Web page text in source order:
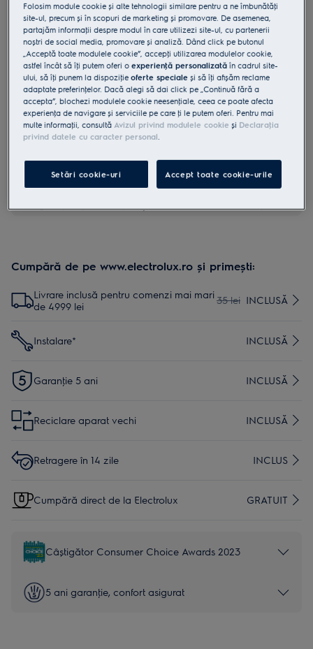
Fișa cu informaţii despre produs
Beneficii
Plita cu inducţie Bridge 600 conectează două zone pentru a forma o
suprafaţă mai mare de gătit.
TripleBridge combină două zone pe trei suprafeţe de pe plită.
Zonele cu dimensionare automata se adapteaza la marimea vasului
folosit.
Instrucţiunile de siguranţă și avertismentele de siguranţă
conform regulamentului UE 2023/988 sunt enumerate în
Cumpără de pe www.electrolux.ro și primești:
Livrare inclusă pentru comenzi mai mari
de 4999 lei
35 lei INCLUSĂ
Instalare* INCLUSĂ
Garanţie 5 ani INCLUSĂ
Reciclare aparat vechi INCLUSĂ
Retragere în 14 zile INCLUS
Cumpără direct de la Electrolux GRATUIT
Câștigător Consumer Choice Awards 2023
5 ani garanţie, confort asigurat
Folosim module cookie și alte tehnologii similare pentru a ne îmbunătăţi
site-ul, precum și în scopuri de marketing și promovare. De asemenea,
partajăm informaţii despre modul în care utilizezi site-ul, cu partenerii
noștri de social media, promovare și analiză. Dând click pe butonul
„Acceptă toate modulele cookie”, accepţi utilizarea modulelor cookie,
astfel încât să îţi putem oferi oexperienţă personalizată în cadrul site-
ului, să îţi punem la dispoziţieoferte speciale și să îţi afișăm reclame
adaptate preferinţelor. Dacă alegi să dai click pe „Continuă fără a
accepta”, blochezi modulele cookie neesenţiale, ceea ce poate afecta
experienţa de navigare și serviciile pe care ţi le putem oferi. Pentru mai
multe informaţii, consultăAvizul privind modulele cookie și Declaraţia
privind datele cu caracter personal.
Setări cookie-uri Accept toate cookie-urile